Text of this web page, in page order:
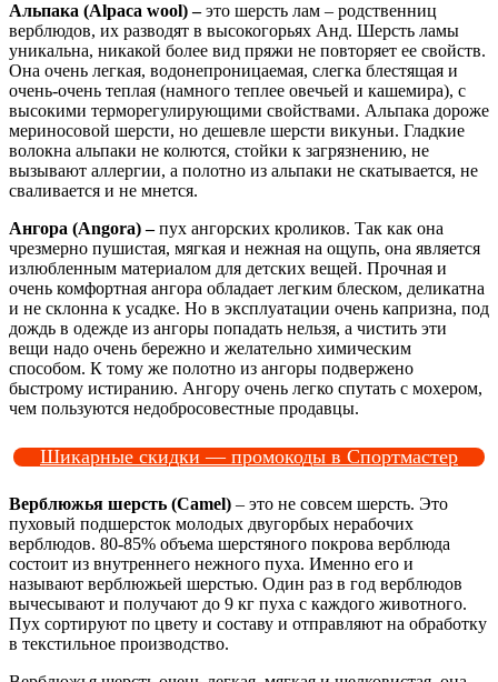
Альпака (Alpaca wool) –это шерсть лам – родственниц
верблюдов, их разводят в высокогорьях Анд. Шерсть ламы
уникальна, никакой более вид пряжи не повторяет ее свойств.
Она очень легкая, водонепроницаемая, слегка блестящая и
очень-очень теплая (намного теплее овечьей и кашемира), с
высокими терморегулирующими свойствами. Альпака дороже
мериносовой шерсти, но дешевле шерсти викуньи. Гладкие
волокна альпаки не колются, стойки к загрязнению, не
вызывают аллергии, а полотно из альпаки не скатывается, не
сваливается и не мнется.
Ангора (Angora) –пух ангорских кроликов. Так как она
чрезмерно пушистая, мягкая и нежная на ощупь, она является
излюбленным материалом для детских вещей. Прочная и
очень комфортная ангора обладает легким блеском, деликатна
и не склонна к усадке. Но в эксплуатации очень капризна, под
дождь в одежде из ангоры попадать нельзя, а чистить эти
вещи надо очень бережно и желательно химическим
способом. К тому же полотно из ангоры подвержено
быстрому истиранию. Ангору очень легко спутать с мохером,
чем пользуются недобросовестные продавцы.
Шикарные скидки — промокоды в Спортмастер
Верблюжья шерсть (Camel) – это не совсем шерсть. Это
пуховый подшерсток молодых двугорбых нерабочих
верблюдов. 80-85% объема шерстяного покрова верблюда
состоит из внутреннего нежного пуха. Именно его и
называют верблюжьей шерстью. Один раз в год верблюдов
вычесывают и получают до 9 кг пуха с каждого животного.
Пух сортируют по цвету и составу и отправляют на обработку
в текстильное производство.